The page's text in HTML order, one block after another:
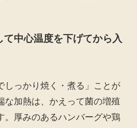
て中心温度を下げてから入
しっかり焼く・煮る」ことが
な加熱は、かえって菌の増殖
。厚みのあるハンバーグや鶏